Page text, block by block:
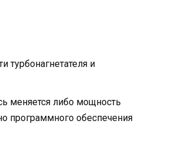
турбонагнетателя и
меняется либо мощность
программного обеспечения